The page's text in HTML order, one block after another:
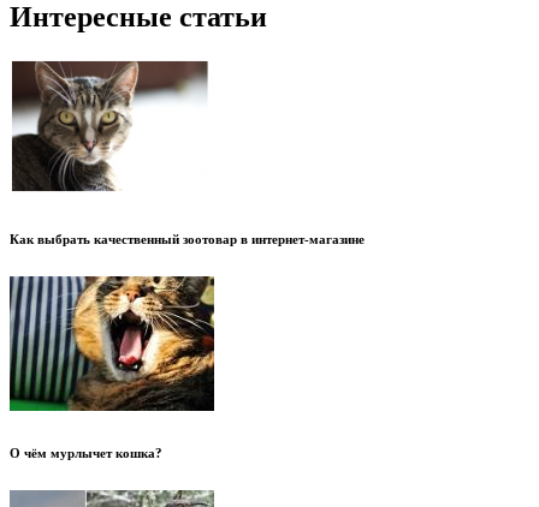
Интересные статьи
Как выбрать качественный зоотовар в интернет-магазине
О чём мурлычет кошка?